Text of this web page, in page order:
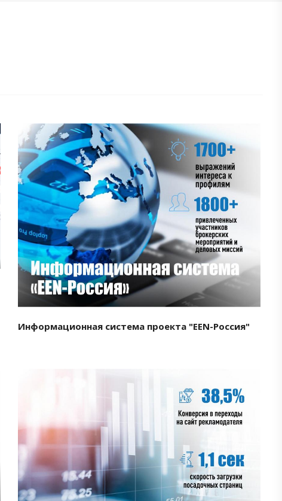
Смотреть проект
Информационная система проекта "EEN-Россия"
Смотреть проект